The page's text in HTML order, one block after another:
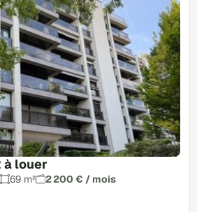
à louer
69 m²
2 200 € / mois